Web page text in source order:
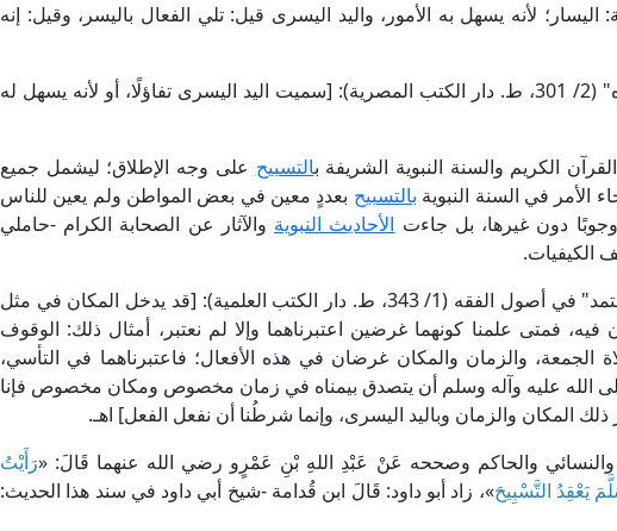
لأنه يسهل به الأمور، واليد اليسرى قيل: تلي الفعال باليسر، وقيل: إنه
وقال الإمام القرطبي في "تفسيره" (2/ 301، ط. دار الكتب المصرية): [سميت اليد اليسرى تفاؤلًا، أو لأنه يسهل له
الكريم والسنة النبوية الشريفة بالتسبيح على وجه الإطلاق؛ ليشمل جميع
الأمر في السنة النبوية بالتسبيح بعددٍ معين في بعض المواطن ولم يعين للناس
دون غيرها، بل جاءت الأحاديث النبوية والآثار عن الصحابة الكرام -حاملي
الكيفيات.
قال أبو الحسين البصري في "المعتمد" في أصول الفقه (1/ 343، ط. دار الكتب العلمية): [قد يدخل المكان في مثل
فمتى علمنا كونهما غرضين اعتبرناهما وإلا لم نعتبر، أمثال ذلك: الوقوف
والزمان والمكان غرضان في هذه الأفعال؛ فاعتبرناهما في التأسي،
الله عليه وآله وسلم أن يتصدق بيمناه في زمان مخصوص ومكان مخصوص فإنا
المكان والزمان وباليد اليسرى، وإنما شرطُنا أن نفعل الفعل] اهـ.
والنسائي والحاكم وصححه عَنْ عَبْدِ اللهِ بْنِ عَمْرٍو رضي الله عنهما قَالَ: «رَأَيْتُ
يَعْقِدُ التَّسْبِيحَ»، زاد أبو داود: قَالَ ابن قُدامة -شيخ أبي داود في سند هذا الحديث: